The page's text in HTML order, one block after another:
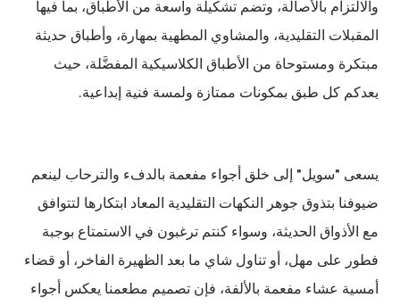
والالتزام بالأصالة، وتضم تشكيلة واسعة من الأطباق، بما فيها
المقبلات التقليدية، والمشاوي المطهية بمهارة، وأطباق حديثة
مبتكرة ومستوحاة من الأطباق الكلاسيكية المفضَّلة، حيث
يعدكم كل طبق بمكونات ممتازة ولمسة فنية إبداعية.
يسعى "سويل" إلى خلق أجواء مفعمة بالدفء والترحاب لينعم
ضيوفنا بتذوق جوهر النكهات التقليدية المعاد ابتكارها لتتوافق
مع الأذواق الحديثة، وسواء كنتم ترغبون في الاستمتاع بوجبة
فطور على مهل، أو تناول شاي ما بعد الظهيرة الفاخر، أو قضاء
أمسية عشاء مفعمة بالألفة، فإن تصميم مطعمنا يعكس أجواء